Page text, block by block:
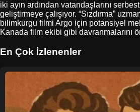
iki ayın ardından vatandaşlarını
geliştirmeye çalışıyor. “Sızdırma”
bilimkurgu filmi Argo için potansiyel
Kanada film ekibi gibi davranmalarını
En Çok İzlenenler